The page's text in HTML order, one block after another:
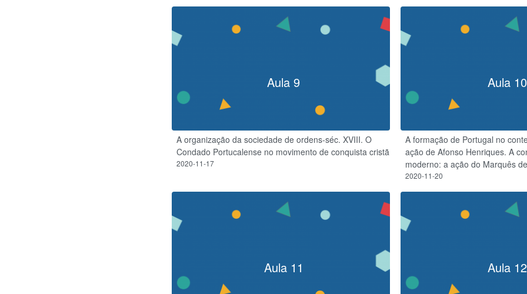
Aula 9
A organização da sociedade de ordens-séc. XVIII. O
Condado Portucalense no movimento de conquista cristã
2020-11-17
Aula 10
A formação de Portugal no
ação de Afonso Henriques. A
moderno: a ação do Marquês
2020-11-20
Aula 11 Aula 12